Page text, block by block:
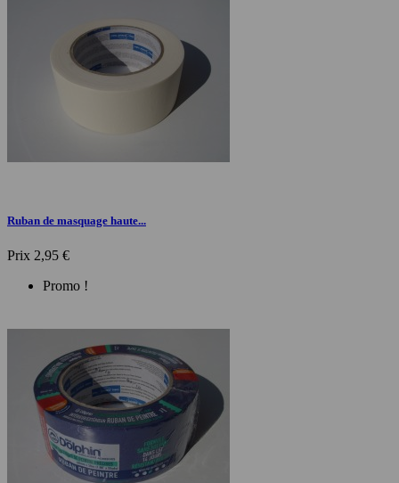
Ruban de masquage haute...
Prix 2,95 €
Promo !